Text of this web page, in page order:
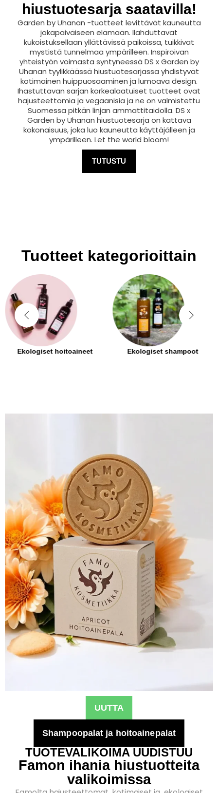
hiustuotesarja saatavilla!
Garden by Uhanan -tuotteet levittävät kauneutta
jokapäiväiseen elämään. Ilahduttavat
kukoistuksellaan yllättävissä paikoissa, tuikkivat
mystistä tunnelmaa ympärilleen. Inspiroivan
yhteistyön voimasta syntyneessä DS x Garden by
Uhanan tyylikkäässä hiustuotesarjassa yhdistyvät
kotimainen huippuosaaminen ja lumoava design.
Ihastuttavan sarjan korkealaatuiset tuotteet ovat
hajusteettomia ja vegaanisia ja ne on valmistettu
Suomessa pitkän linjan ammattitaidolla. DS x
Garden by Uhanan hiustuotesarja on kattava
kokonaisuus, joka luo kauneutta käyttäjälleen ja
ympärilleen. Let the world bloom!
TUTUSTU
Tuotteet kategorioittain
Ekologiset hoitoaineet Ekologiset shampoot
UUTTA
Shampoopalat ja hoitoainepalat
TUOTEVALIKOIMA UUDISTUU
Famon ihania hiustuotteita
valikoimissa